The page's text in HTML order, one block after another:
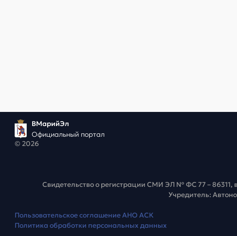
ВМарийЭл
Официальный портал
© 2026
Свидетельство о регистрации СМИ ЭЛ № ФС 77 –
Учредитель:
Пользовательское соглашение АНО АСК
Политика обработки персональных данных